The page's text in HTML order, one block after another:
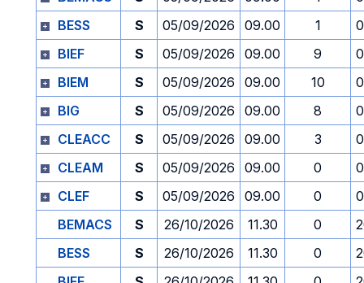
BESS
S 05/09/2026 09.00 1
BIEF
S 05/09/2026 09.00 9
BIEM
S 05/09/2026 09.00 10
BIG
S 05/09/2026 09.00 8
CLEACC
S 05/09/2026 09.00 3
CLEAM
S 05/09/2026 09.00 0
CLEF
S 05/09/2026 09.00 0
BEMACS
S 26/10/2026 11.30 0
BESS
S 26/10/2026 11.30 0